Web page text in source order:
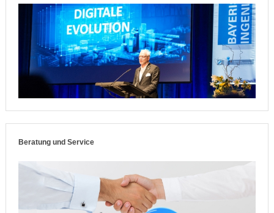
Beratung und Service